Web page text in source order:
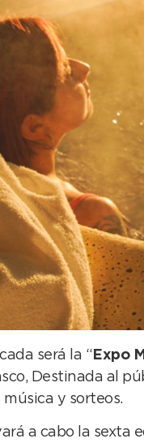
será la “ Expo
Destinada al
y sorteos.
a cabo la sexta